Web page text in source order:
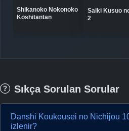
Shikanoko Nokonoko
Koshitantan
Saiki Kusuo
2
Sıkça Sorulan Sorular
Danshi Koukousei no Nichijou
izlenir?